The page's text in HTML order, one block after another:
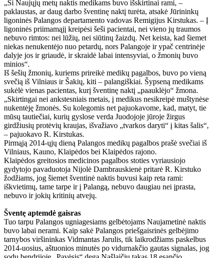
„Ši Naujųjų metų naktis medikams buvo išskirtinai rami, –
paklaustas, ar daug darbo šventinę naktį turėta, atsakė Jūrininkų
ligoninės Palangos departamento vadovas Remigijus Kirstukas. – Į
ligoninės priimamąjį kreipėsi šeši pacientai, nei vieno jų traumos
nebuvo rimtos: nei lūžių, nei siūtinų žaizdų. Net keista, kad šiemet
niekas nenukentėjo nuo petardų, nors Palangoje ir ypač centrinėje
dalyje jos ir griaudė, ir skraidė labai intensyviai, o žmonių buvo
minios“.
Iš šešių žmonių, kuriems prireikė medikų pagalbos, buvo po vieną
svečią iš Vilniaus ir Šakių, kiti – palangiškiai. Šypseną medikams
sukėlė vienas pacientas, kurį šventinę naktį „paauklėjo“ žmona.
„Skirtingai nei ankstesniais metais, į medikus nesikreipė muštynėse
nukentėję žmonės. Su kolegomis net pajuokavome, kad, matyt, tie
mūsų tautiečiai, kurių gyslose verda Juodojoje jūroje žirgus
girdžiusių protėvių kraujas, išvažiavo „tvarkos daryti“ į kitas šalis“,
– pajuokavo R. Kirstukas.
Pirmąją 2014-ųjų dieną Palangos medikų pagalbos prašė svečiai iš
Vilniaus, Kauno, Klaipėdos bei Klaipėdos rajono.
Klaipėdos greitosios medicinos pagalbos stoties vyriausiojo
gydytojo pavaduotoja Nijolė Dambrauskienė pritarė R. Kirstuko
žodžiams, jog šiemet šventinė naktis buvusi kaip reta rami:
iškvietimų, tame tarpe ir į Palangą, nebuvo daugiau nei įprasta,
nebuvo ir jokių kritinių atvejų.
Šventę aptemdė gaisras
Tuo tarpu Palangos ugniagesiams gelbėtojams Naujametinė naktis
buvo labai nerami. Kaip sakė Palangos priešgaisrinės gelbėjimo
tarnybos viršininkas Vidmantas Jarulis, tik laikrodžiams paskelbus
2014-uosius, aštuonios minutės po vidurnakčio gautas signalas, jog